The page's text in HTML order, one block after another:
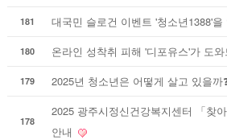
181 대국민 슬로건 이벤트 '청소년1388'을
180 온라인 성착취 피해 '디포유스'가 도
179 2025년 청소년은 어떻게 살고 있을까
178
2025 광주시정신건강복지센터 「찾
안내